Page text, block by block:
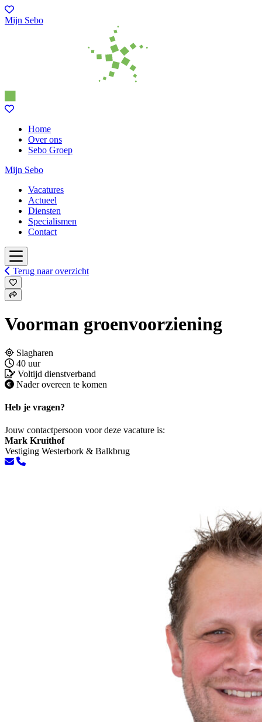
Mijn Sebo
Home
Over ons
Sebo Groep
Mijn Sebo
Vacatures
Actueel
Diensten
Specialismen
Contact
Terug naar overzicht
Voorman groenvoorziening
Slagharen
40 uur
Voltijd dienstverband
Nader overeen te komen
Heb je vragen?
Jouw contactpersoon voor deze vacature is:
Mark Kruithof
Vestiging Westerbork & Balkbrug